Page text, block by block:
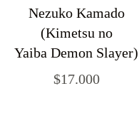
Nezuko Kamado
(Kimetsu no
Yaiba Demon Slayer)
$17.000